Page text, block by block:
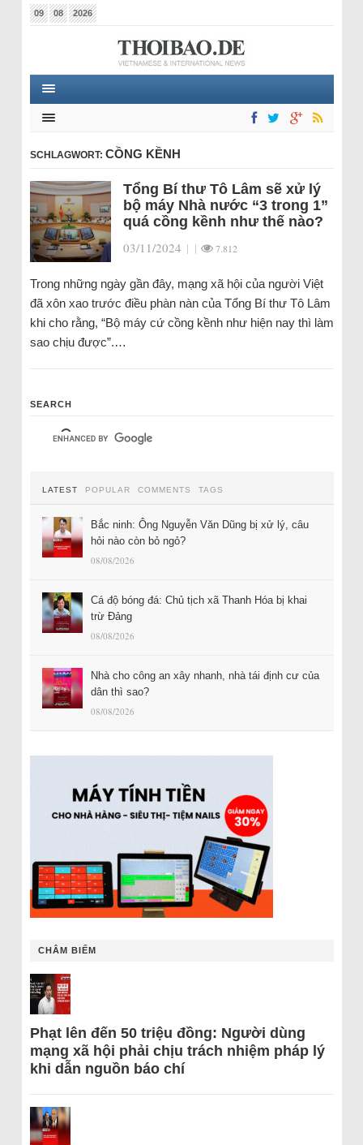
09 08 2026
SCHLAGWORT: CỒNG KỀNH
Tổng Bí thư Tô Lâm sẽ xử lý
bộ máy Nhà nước “3 trong 1”
quá cồng kềnh như thế nào?
03/11/2024 | | 7.812
Trong những ngày gần đây, mạng xã hội của người Việt
đã xôn xao trước điều phàn nàn của Tổng Bí thư Tô Lâm
khi cho rằng, “Bộ máy cứ cồng kềnh như hiện nay thì làm
sao chịu được”.…
SEARCH
LATEST POPULAR COMMENTS TAGS
Bắc ninh: Ông Nguyễn Văn Dũng bị xử lý, câu
hỏi nào còn bỏ ngỏ?
08/08/2026
Cá độ bóng đá: Chủ tịch xã Thanh Hóa bị khai
trừ Đảng
08/08/2026
Nhà cho công an xây nhanh, nhà tái định cư của
dân thì sao?
08/08/2026
CHÂM BIẾM
Phạt lên đến 50 triệu đồng: Người dùng
mạng xã hội phải chịu trách nhiệm pháp lý
khi dẫn nguồn báo chí